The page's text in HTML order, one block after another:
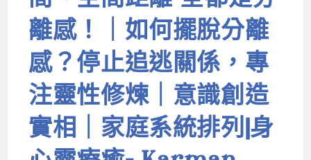
離感！｜如何擺脫分離
感？停止追逃關係，專
注靈性修煉｜意識創造
實相｜家庭系統排列|身